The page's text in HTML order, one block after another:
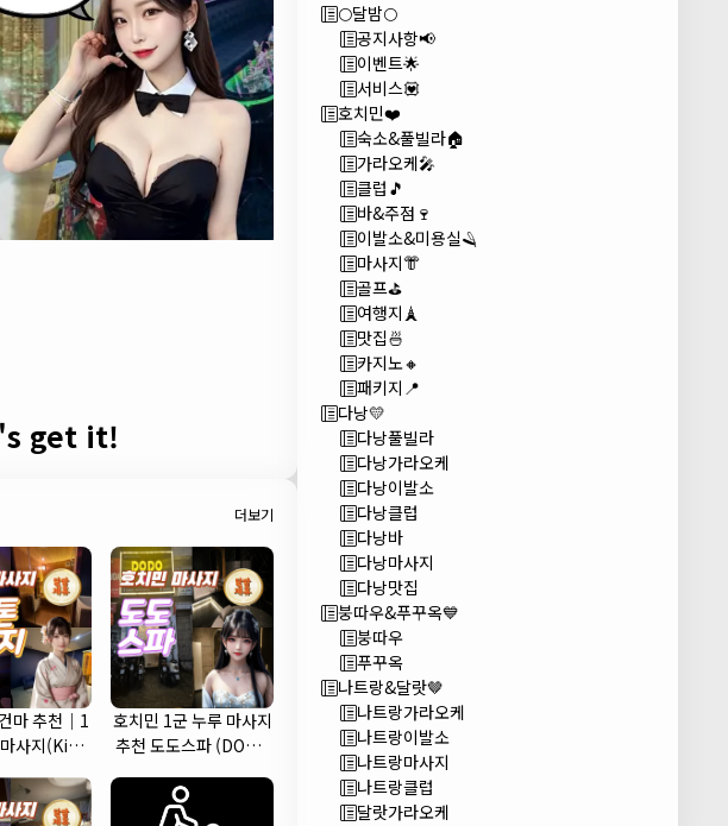
get it!
더보기
마 추천｜1
사지(King
호치민 1군 누루 마사지
추천 도도스파 (DODO
🌕달밤🌕
공지사항📢
이벤트🌟
서비스💟
호치민❤️
숙소&풀빌라🏠
가라오케🎤
클럽🎵
바&주점🍷
이발소&미용실🪒
마사지👘
골프⛳
여행지🗼
맛집🍜
카지노🔸
패키지📍
다낭💛
다낭풀빌라
다낭가라오케
다낭이발소
다낭클럽
다낭바
다낭마사지
다낭맛집
붕따우&푸꾸옥💙
붕따우
푸꾸옥
나트랑&달랏🤎
나트랑가라오케
나트랑이발소
나트랑마사지
나트랑클럽
달랏가라오케